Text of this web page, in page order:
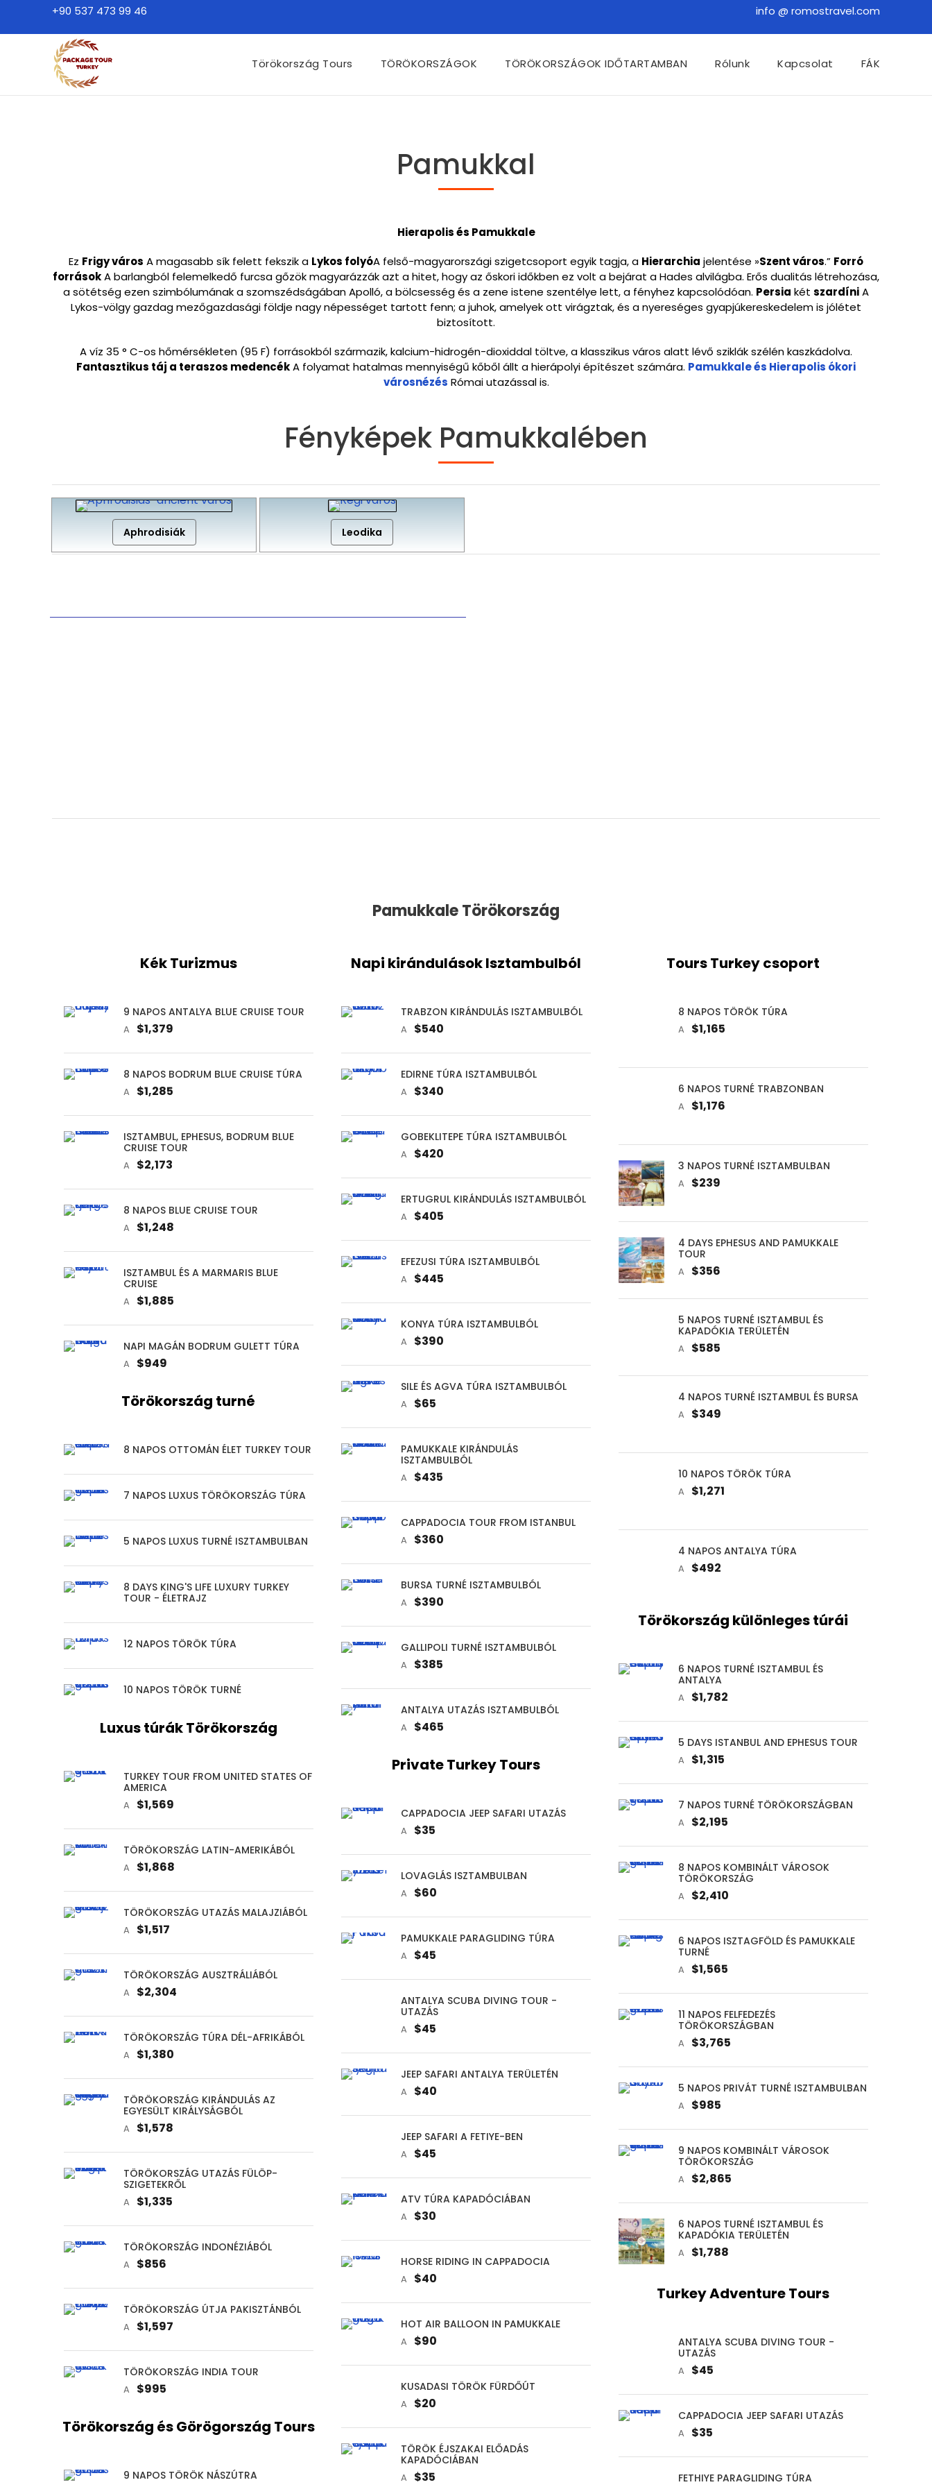
+90 537 473 99 46 info @ romostravel.com
Törökország Tours TÖRÖKORSZÁGOK TÖRÖKORSZÁGOK IDŐTARTAMBAN Rólunk Kapcsolat FÁK
Pamukkal
Hierapolis és Pamukkale
Ez Frigy város A magasabb sík felett fekszik a Lykos folyóA felső-magyarországi szigetcsoport egyik tagja, a Hierarchia jelentése »Szent város.” Forró
forrásokA barlangból felemelkedő furcsa gőzök magyarázzák azt a hitet, hogy az őskori időkben ez volt a bejárat a Hades alvilágba. Erős dualitás létrehozása,
a sötétség ezen szimbólumának a szomszédságában Apolló, a bölcsesség és a zene istene szentélye lett, a fényhez kapcsolódóan. Persia két szardíniA
Lykos-völgy gazdag mezőgazdasági földje nagy népességet tartott fenn; a juhok, amelyek ott virágztak, és a nyereséges gyapjúkereskedelem is jólétet
biztosított.
A víz 35 ° C-os hőmérsékleten (95 F) forrásokból származik, kalcium-hidrogén-dioxiddal töltve, a klasszikus város alatt lévő sziklák szélén kaszkádolva.
Fantasztikus táj a teraszos medencékA folyamat hatalmas mennyiségű kőből állt a hierápolyi építészet számára. Pamukkale és Hierapolis ókori
városnézés Római utazással is.
Fényképek Pamukkalében
Aphrodisiák Leodika
Pamukkale Törökország
Kék Turizmus
9 NAPOS ANTALYA BLUE CRUISE TOUR
A $1,379
8 NAPOS BODRUM BLUE CRUISE TÚRA
A $1,285
ISZTAMBUL, EPHESUS, BODRUM BLUE
CRUISE TOUR
A $2,173
8 NAPOS BLUE CRUISE TOUR
A $1,248
ISZTAMBUL ÉS A MARMARIS BLUE
CRUISE
A $1,885
NAPI MAGÁN BODRUM GULETT TÚRA
A $949
Törökország turné
8 NAPOS OTTOMÁN ÉLET TURKEY TOUR
7 NAPOS LUXUS TÖRÖKORSZÁG TÚRA
5 NAPOS LUXUS TURNÉ ISZTAMBULBAN
8 DAYS KING'S LIFE LUXURY TURKEY
TOUR - ÉLETRAJZ
12 NAPOS TÖRÖK TÚRA
10 NAPOS TÖRÖK TURNÉ
Luxus túrák Törökország
TURKEY TOUR FROM UNITED STATES OF
AMERICA
A $1,569
TÖRÖKORSZÁG LATIN-AMERIKÁBÓL
A $1,868
TÖRÖKORSZÁG UTAZÁS MALAJZIÁBÓL
A $1,517
TÖRÖKORSZÁG AUSZTRÁLIÁBÓL
A $2,304
TÖRÖKORSZÁG TÚRA DÉL-AFRIKÁBÓL
A $1,380
TÖRÖKORSZÁG KIRÁNDULÁS AZ
EGYESÜLT KIRÁLYSÁGBÓL
A $1,578
TÖRÖKORSZÁG UTAZÁS FÜLÖP-
SZIGETEKRŐL
A $1,335
TÖRÖKORSZÁG INDONÉZIÁBÓL
A $856
TÖRÖKORSZÁG ÚTJA PAKISZTÁNBÓL
A $1,597
TÖRÖKORSZÁG INDIA TOUR
A $995
Törökország és Görögország Tours
9 NAPOS TÖRÖK NÁSZÚTRA
Napi kirándulások Isztambulból
TRABZON KIRÁNDULÁS ISZTAMBULBÓL
A $540
EDIRNE TÚRA ISZTAMBULBÓL
A $340
GOBEKLITEPE TÚRA ISZTAMBULBÓL
A $420
ERTUGRUL KIRÁNDULÁS ISZTAMBULBÓL
A $405
EFEZUSI TÚRA ISZTAMBULBÓL
A $445
KONYA TÚRA ISZTAMBULBÓL
A $390
SILE ÉS AGVA TÚRA ISZTAMBULBÓL
A $65
PAMUKKALE KIRÁNDULÁS
ISZTAMBULBÓL
A $435
CAPPADOCIA TOUR FROM ISTANBUL
A $360
BURSA TURNÉ ISZTAMBULBÓL
A $390
GALLIPOLI TURNÉ ISZTAMBULBÓL
A $385
ANTALYA UTAZÁS ISZTAMBULBÓL
A $465
Private Turkey Tours
CAPPADOCIA JEEP SAFARI UTAZÁS
A $35
LOVAGLÁS ISZTAMBULBAN
A $60
PAMUKKALE PARAGLIDING TÚRA
A $45
ANTALYA SCUBA DIVING TOUR -
UTAZÁS
A $45
JEEP SAFARI ANTALYA TERÜLETÉN
A $40
JEEP SAFARI A FETIYE-BEN
A $45
ATV TÚRA KAPADÓCIÁBAN
A $30
HORSE RIDING IN CAPPADOCIA
A $40
HOT AIR BALLOON IN PAMUKKALE
A $90
KUSADASI TÖRÖK FÜRDŐÚT
A $20
TÖRÖK ÉJSZAKAI ELŐADÁS
KAPADÓCIÁBAN
A $35
Tours Turkey csoport
8 NAPOS TÖRÖK TÚRA
A $1,165
6 NAPOS TURNÉ TRABZONBAN
A $1,176
3 NAPOS TURNÉ ISZTAMBULBAN
A $239
4 DAYS EPHESUS AND PAMUKKALE
TOUR
A $356
5 NAPOS TURNÉ ISZTAMBUL ÉS
KAPADÓKIA TERÜLETÉN
A $585
4 NAPOS TURNÉ ISZTAMBUL ÉS BURSA
A $349
10 NAPOS TÖRÖK TÚRA
A $1,271
4 NAPOS ANTALYA TÚRA
A $492
Törökország különleges túrái
6 NAPOS TURNÉ ISZTAMBUL ÉS
ANTALYA
A $1,782
5 DAYS ISTANBUL AND EPHESUS TOUR
A $1,315
7 NAPOS TURNÉ TÖRÖKORSZÁGBAN
A $2,195
8 NAPOS KOMBINÁLT VÁROSOK
TÖRÖKORSZÁG
A $2,410
6 NAPOS ISZTAGFÖLD ÉS PAMUKKALE
TURNÉ
A $1,565
11 NAPOS FELFEDEZÉS
TÖRÖKORSZÁGBAN
A $3,765
5 NAPOS PRIVÁT TURNÉ ISZTAMBULBAN
A $985
9 NAPOS KOMBINÁLT VÁROSOK
TÖRÖKORSZÁG
A $2,865
6 NAPOS TURNÉ ISZTAMBUL ÉS
KAPADÓKIA TERÜLETÉN
A $1,788
Turkey Adventure Tours
ANTALYA SCUBA DIVING TOUR -
UTAZÁS
A $45
CAPPADOCIA JEEP SAFARI UTAZÁS
A $35
FETHIYE PARAGLIDING TÚRA